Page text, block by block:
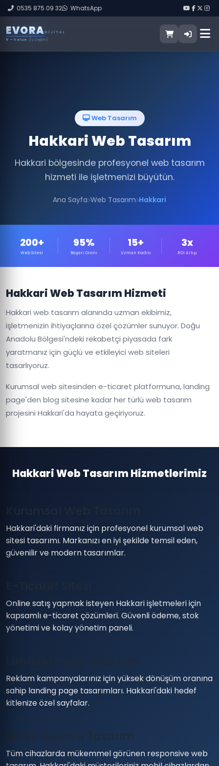
0535 875 09 32 WhatsApp
EVORA DIJITAL
V — Value (İş Değeri)
Web Tasarım
Hakkari Web Tasarım
Hakkari bölgesinde profesyonel web tasarım
hizmeti ile işletmenizi büyütün.
Ana Sayfa Web Tasarım Hakkari
200+
Web Sitesi
95%
Başarı Oranı
15+
Uzman Kadro
3x
ROI Artışı
Hakkari Web Tasarım Hizmeti
Hakkari web tasarım alanında uzman ekibimiz,
işletmenizin ihtiyaçlarına özel çözümler sunuyor. Doğu
Anadolu Bölgesi'ndeki rekabetçi piyasada fark
yaratmanız için güçlü ve etkileyici web siteleri
tasarlıyoruz.
Kurumsal web sitesinden e-ticaret platformuna, landing
page'den blog sitesine kadar her türlü web tasarım
projesini Hakkari'da hayata geçiriyoruz.
Hakkari Web Tasarım Hizmetlerimiz
Hakkari'daki firmanız için profesyonel kurumsal web
sitesi tasarımı. Markanızı en iyi şekilde temsil eden,
güvenilir ve modern tasarımlar.
Online satış yapmak isteyen Hakkari işletmeleri için
kapsamlı e-ticaret çözümleri. Güvenli ödeme, stok
yönetimi ve kolay yönetim paneli.
Reklam kampanyalarınız için yüksek dönüşüm oranına
sahip landing page tasarımları. Hakkari'daki hedef
kitlenize özel sayfalar.
Mobil Uyumlu Tasarım
Tüm cihazlarda mükemmel görünen responsive web